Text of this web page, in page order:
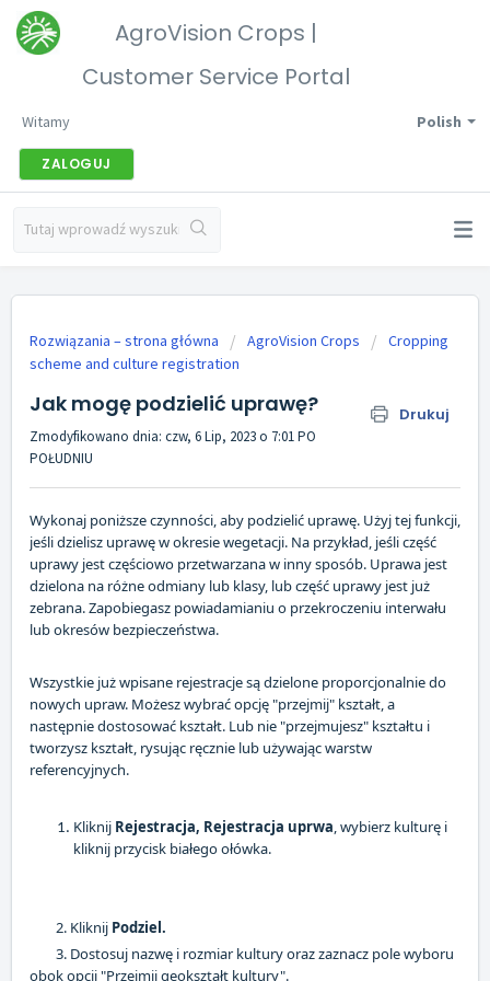
AgroVision Crops |
Customer Service Portal
Polish
Witamy
ZALOGUJ
Rozwiązania – strona główna AgroVision Crops
Cropping
scheme and culture registration
Jak mogę podzielić uprawę? Drukuj
Zmodyfikowano dnia: czw, 6 Lip, 2023 o 7:01 PO
POŁUDNIU
Wykonaj poniższe czynności, aby podzielić uprawę. Użyj tej funkcji,
jeśli dzielisz uprawę w okresie wegetacji. Na przykład, jeśli część
uprawy jest częściowo przetwarzana w inny sposób. Uprawa jest
dzielona na różne odmiany lub klasy, lub część uprawy jest już
zebrana. Zapobiegasz powiadamianiu o przekroczeniu interwału
lub okresów bezpieczeństwa.
Wszystkie już wpisane rejestracje są dzielone proporcjonalnie do
nowych upraw. Możesz wybrać opcję "przejmij" kształt, a
następnie dostosować kształt. Lub nie "przejmujesz" kształtu i
tworzysz kształt, rysując ręcznie lub używając warstw
referencyjnych.
Kliknij Rejestracja, Rejestracja uprwa, wybierz kulturę i
kliknij przycisk białego ołówka.
2. Kliknij Podziel.
3. Dostosuj nazwę i rozmiar kultury oraz zaznacz pole wyboru
obok opcji "Przejmij geokształt kultury".